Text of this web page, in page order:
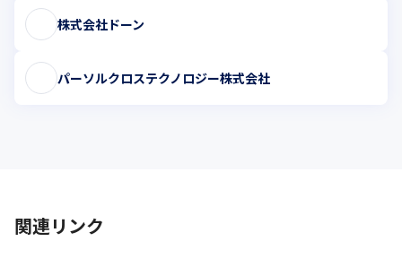
株式会社ドーン
パーソルクロステクノロジー株式会社
関連リンク